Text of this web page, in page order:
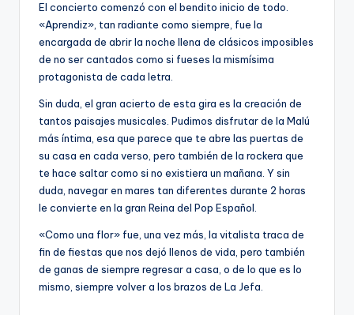
El concierto comenzó con el bendito inicio de todo.
«Aprendiz», tan radiante como siempre, fue la
encargada de abrir la noche llena de clásicos imposibles
de no ser cantados como si fueses la mismísima
protagonista de cada letra.
Sin duda, el gran acierto de esta gira es la creación de
tantos paisajes musicales. Pudimos disfrutar de la Malú
más íntima, esa que parece que te abre las puertas de
su casa en cada verso, pero también de la rockera que
te hace saltar como si no existiera un mañana. Y sin
duda, navegar en mares tan diferentes durante 2 horas
le convierte en la gran Reina del Pop Español.
«Como una flor» fue, una vez más, la vitalista traca de
fin de fiestas que nos dejó llenos de vida, pero también
de ganas de siempre regresar a casa, o de lo que es lo
mismo, siempre volver a los brazos de La Jefa.